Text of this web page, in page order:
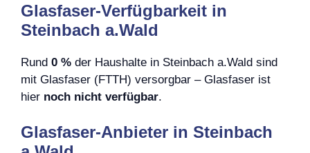
Glasfaser-Verfügbarkeit in
Steinbach a.Wald
Rund 0 % der Haushalte in Steinbach a.Wald sind
mit Glasfaser (FTTH) versorgbar – Glasfaser ist
hier noch nicht verfügbar.
Glasfaser-Anbieter in Steinbach